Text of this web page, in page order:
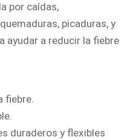
por caídas,
picaduras, y
ayudar a reducir la fiebre
fiebre.
duraderos y flexibles